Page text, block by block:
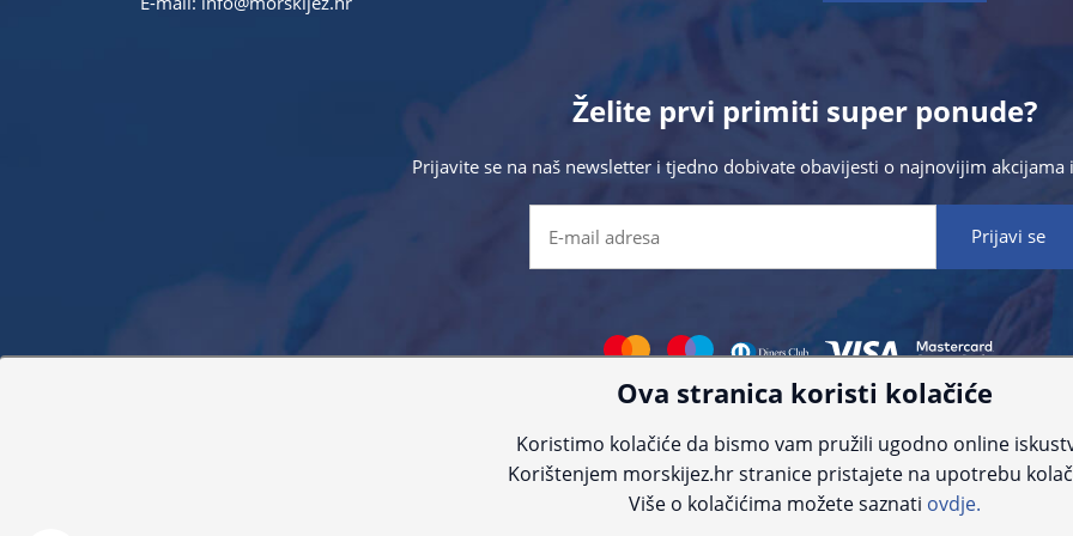
Želite prvi primiti super ponude?
Prijavite se na naš newsletter i tjedno dobivate obavijesti o najnovijim akcijama
proizvoda. Za najažurnije informacije kontaktirajte nas putem telefona:+385 23 231 761ili e-
© Morski jež 2022
Ova stranica koristi kolačiće
Koristimo kolačiće da bismo vam pružili ugodno online
Korištenjem morskijez.hr stranice pristajete na upotrebu
Više o kolačićima možete saznati ovdje.